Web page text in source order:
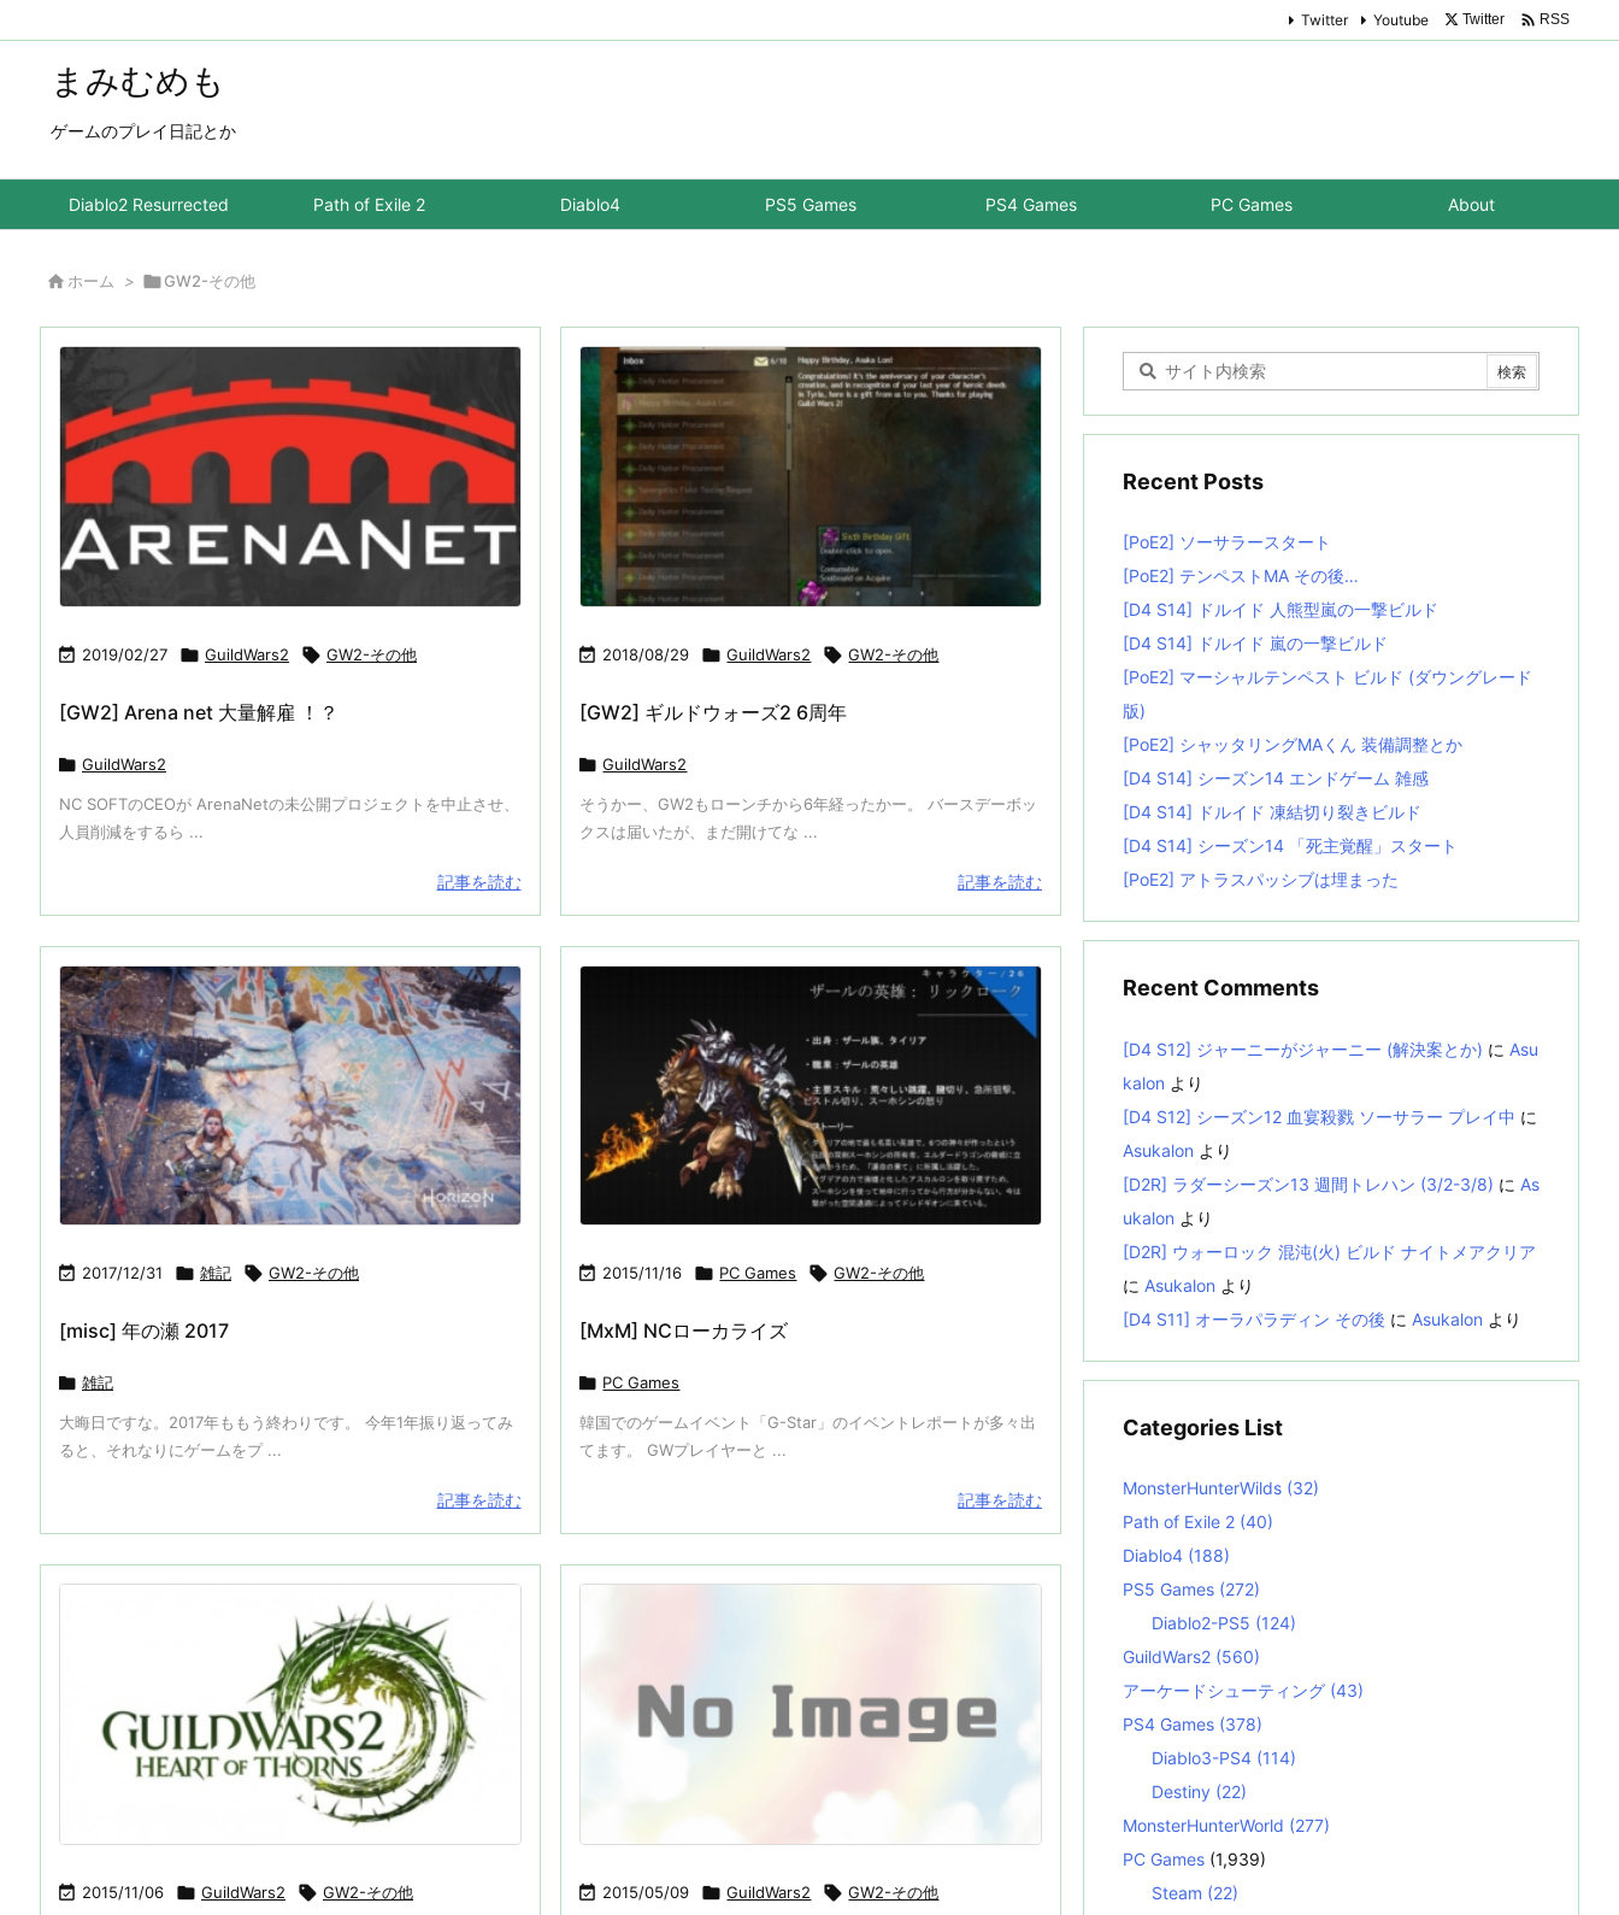
まみむめも
ゲームのプレイ日記とか
Diablo2 Resurrected Path of Exile 2 Diablo4 PS5 Games PS4 Games PC Games About
Twitter Youtube Twitter  RSS
 ホーム > GW2-その他
 2019/02/27  GuildWars2  GW2-その他
[GW2] Arena net 大量解雇 ！？
 GuildWars2
NC SOFTのCEOが ArenaNetの未公開プロジェクトを中止させ、
人員削減をするら ...
記事を読む
 2018/08/29  GuildWars2  GW2-その他
[GW2] ギルドウォーズ2 6周年
 GuildWars2
そうかー、GW2もローンチから6年経ったかー。 バースデーボッ
クスは届いたが、まだ開けてな ...
記事を読む
 2017/12/31  雑記  GW2-その他
[misc] 年の瀬 2017
 雑記
大晦日ですな。2017年ももう終わりです。 今年1年振り返ってみ
ると、それなりにゲームをプ ...
記事を読む
 2015/11/16  PC Games  GW2-その他
[MxM] NCローカライズ
 PC Games
韓国でのゲームイベント「G-Star」のイベントレポートが多々出
てます。 GWプレイヤーと ...
記事を読む
 2015/11/06  GuildWars2  GW2-その他  2015/05/09  GuildWars2  GW2-その他
Recent Posts
[PoE2] ソーサラースタート
[PoE2] テンペストMA その後…
[D4 S14] ドルイド 人熊型嵐の一撃ビルド
[D4 S14] ドルイド 嵐の一撃ビルド
[PoE2] マーシャルテンペスト ビルド (ダウングレード
版)
[PoE2] シャッタリングMAくん 装備調整とか
[D4 S14] シーズン14 エンドゲーム 雑感
[D4 S14] ドルイド 凍結切り裂きビルド
[D4 S14] シーズン14 「死主覚醒」スタート
[PoE2] アトラスパッシブは埋まった
Recent Comments
[D4 S12] ジャーニーがジャーニー (解決案とか) に Asu
kalon より
[D4 S12] シーズン12 血宴殺戮 ソーサラー プレイ中 に
Asukalon より
[D2R] ラダーシーズン13 週間トレハン (3/2-3/8) に As
ukalon より
[D2R] ウォーロック 混沌(火) ビルド ナイトメアクリア
に Asukalon より
[D4 S11] オーラパラディン その後 に Asukalon より
Categories List
MonsterHunterWilds (32)
Path of Exile 2 (40)
Diablo4 (188)
PS5 Games (272)
Diablo2-PS5 (124)
GuildWars2 (560)
アーケードシューティング (43)
PS4 Games (378)
Diablo3-PS4 (114)
Destiny (22)
MonsterHunterWorld (277)
PC Games (1,939)
Steam (22)